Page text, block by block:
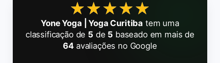
★★★★★
★★★★★
Yone Yoga | Yoga Curitiba tem uma
classificação de 5 de 5 baseado em mais de
64 avaliações no Google